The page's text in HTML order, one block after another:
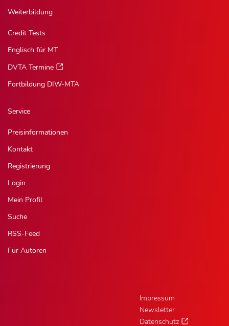
Weiterbildung
Credit Tests
Englisch für MT
DVTA Termine
Fortbildung DIW-MTA
Service
Preisinformationen
Kontakt
Registrierung
Login
Mein Profil
Suche
RSS-Feed
Für Autoren
Impressum
Newsletter
Datenschutz